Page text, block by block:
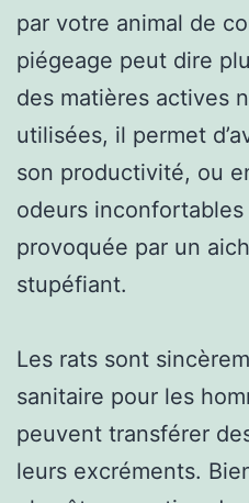
par votre animal de
piégeage peut dire
des matières actives
utilisées, il permet
son productivité, ou
odeurs inconfortables
provoquée par un
stupéfiant.
Les rats sont
sanitaire pour les
peuvent transférer
leurs excréments.